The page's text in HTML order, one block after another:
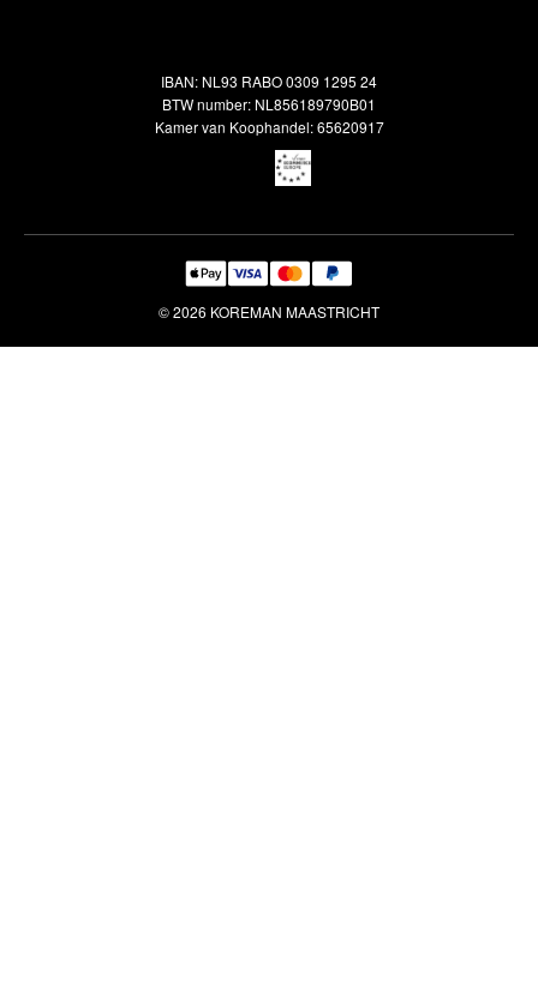
Veelgestelde vragen
IBAN: NL93 RABO 0309 1295 24
BTW number: NL856189790B01
Kamer van Koophandel: 65620917
© 2026 KOREMAN MAASTRICHT